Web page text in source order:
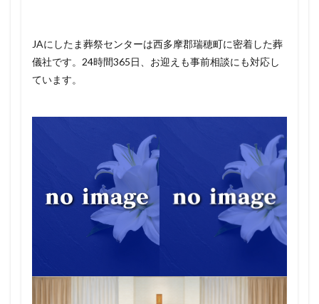
JAにしたま葬祭センターは西多摩郡瑞穂町に密着した葬
儀社です。24時間365日、お迎えも事前相談にも対応し
ています。